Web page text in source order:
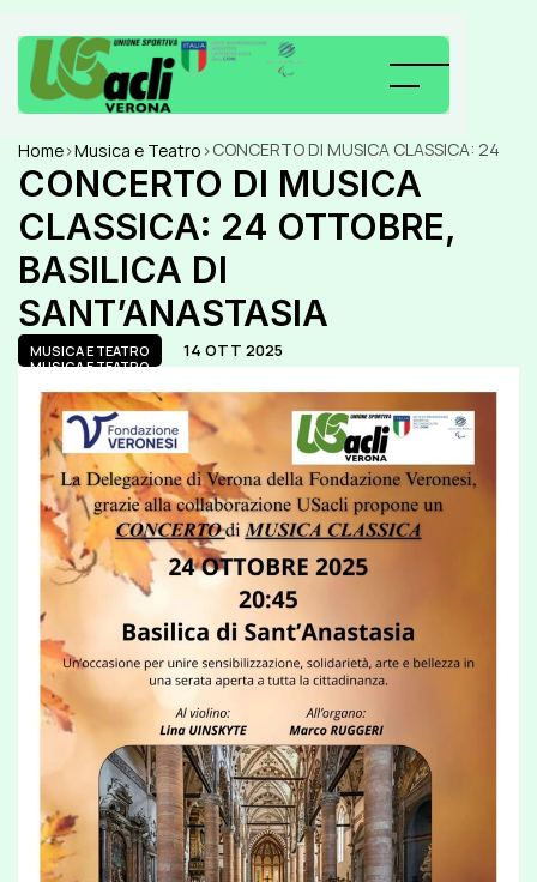
Home>Musica e Teatro >CONCERTO DI MUSICA CLASSICA: 24
OTTOBRE, BASILICA DI
SANT’ANASTASIA
CONCERTO DI MUSICA
CLASSICA: 24 OTTOBRE,
BASILICA DI
SANT’ANASTASIA
MUSICA E TEATRO
MUSICA E TEATRO
14 OTT 2025